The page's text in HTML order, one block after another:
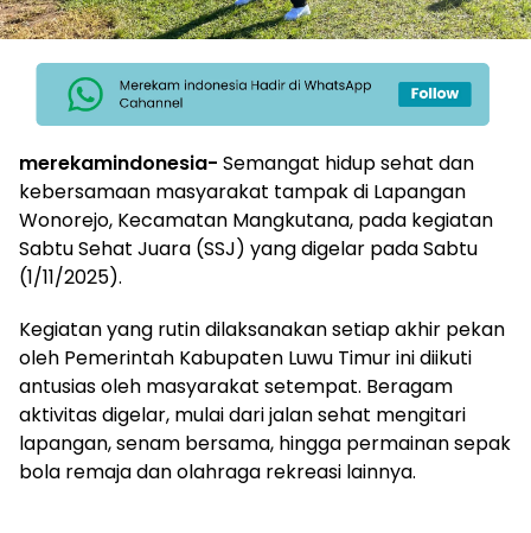
merekamindonesia- Semangat hidup sehat dan
kebersamaan masyarakat tampak di Lapangan
Wonorejo, Kecamatan Mangkutana, pada kegiatan
Sabtu Sehat Juara (SSJ) yang digelar pada Sabtu
(1/11/2025).
Kegiatan yang rutin dilaksanakan setiap akhir pekan
oleh Pemerintah Kabupaten Luwu Timur ini diikuti
antusias oleh masyarakat setempat. Beragam
aktivitas digelar, mulai dari jalan sehat mengitari
lapangan, senam bersama, hingga permainan sepak
bola remaja dan olahraga rekreasi lainnya.